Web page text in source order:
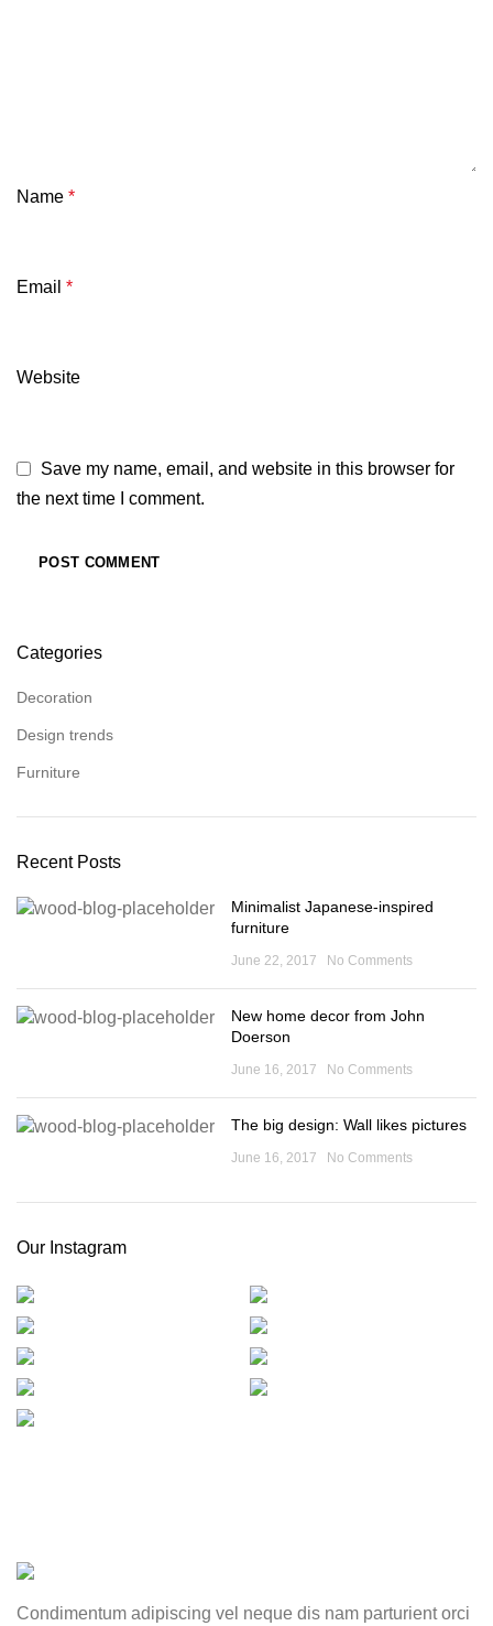
Name *
Email *
Website
Save my name, email, and website in this browser for
the next time I comment.
Categories
Decoration
Design trends
Furniture
Recent Posts
Minimalist Japanese-inspired
furniture
June 22, 2017 No Comments
New home decor from John
Doerson
June 16, 2017 No Comments
The big design: Wall likes pictures
June 16, 2017 No Comments
Our Instagram
Condimentum adipiscing vel neque dis nam parturient orci